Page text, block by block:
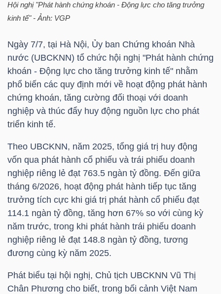
Hội nghị "Phát hành chứng khoán - Động lực cho tăng trưởng
kinh tế" - Ảnh: VGP
Ngày 7/7, tại Hà Nội, Ủy ban Chứng khoán Nhà
nước (UBCKNN) tổ chức hội nghị "Phát hành chứng
khoán - Động lực cho tăng trưởng kinh tế" nhằm
phổ biến các quy định mới về hoạt động phát hành
chứng khoán, tăng cường đối thoại với doanh
nghiệp và thúc đẩy huy động nguồn lực cho phát
triển kinh tế.
Theo UBCKNN, năm 2025, tổng giá trị huy động
vốn qua phát hành cổ phiếu và trái phiếu doanh
nghiệp riêng lẻ đạt 763.5 ngàn tỷ đồng. Đến giữa
tháng 6/2026, hoạt động phát hành tiếp tục tăng
trưởng tích cực khi giá trị phát hành cổ phiếu đạt
114.1 ngàn tỷ đồng, tăng hơn 67% so với cùng kỳ
năm trước, trong khi phát hành trái phiếu doanh
nghiệp riêng lẻ đạt 148.8 ngàn tỷ đồng, tương
đương cùng kỳ năm 2025.
Phát biểu tại hội nghị, Chủ tịch UBCKNN Vũ Thị
Chân Phương cho biết, trong bối cảnh Việt Nam
GIỚI
ĐÔNG
DƯƠNG
TÀI
CHÍNH
CÁ
NHÂN
PHÂN
TÍCH
VIETSTOCKFINANCE